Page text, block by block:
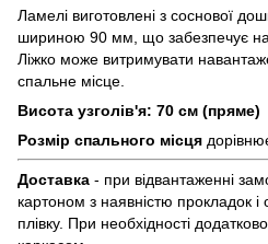
Ламелі виготовлені з соснової
шириною 90 мм, що забезпечує
Ліжко може витримувати
спальне місце.
Висота узголів'я: 70 см (пряме)
Розмір спального місця
Доставка - при відвантаженні
картоном з наявністю прокладок
плівку. При необхідності